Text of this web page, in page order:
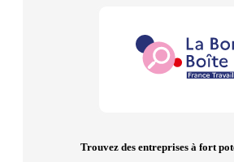
Trouvez des entreprises à fort